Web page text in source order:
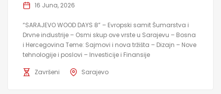
16 Juna, 2026
“SARAJEVO WOOD DAYS 8” – Evropski samit Šumarstva i
Drvne industrije – Osmi skup ove vrste u Sarajevu – Bosna
i Hercegovina Teme: Sajmovi i nova tržišta – Dizajn – Nove
tehnologije i poslovi – Investicije i Finansije
Završeni Sarajevo